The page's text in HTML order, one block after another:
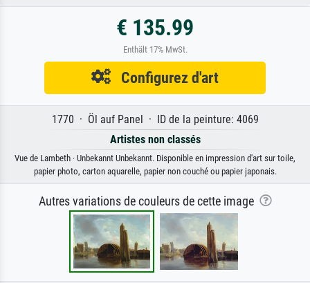
€ 135.99
Enthält 17% MwSt.
Configurez d'art
1770 · Öl auf Panel · ID de la peinture: 4069
Artistes non classés
Vue de Lambeth · Unbekannt Unbekannt. Disponible en impression d'art sur toile,
papier photo, carton aquarelle, papier non couché ou papier japonais.
Autres variations de couleurs de cette image